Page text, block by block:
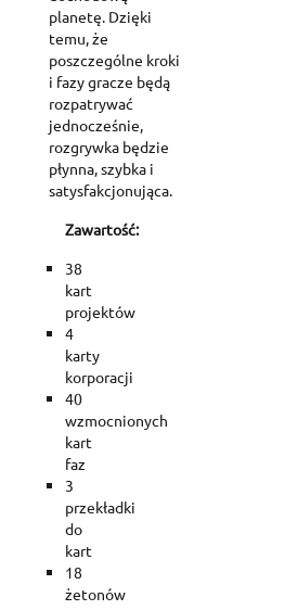
planetę. Dzięki
temu, że
poszczególne kroki
i fazy gracze będą
rozpatrywać
jednocześnie,
rozgrywka będzie
płynna, szybka i
satysfakcjonująca.
Zawartość:
38
kart
projektów
4
karty
korporacji
40
wzmocnionych
kart
faz
3
przekładki
do
kart
18
żetonów